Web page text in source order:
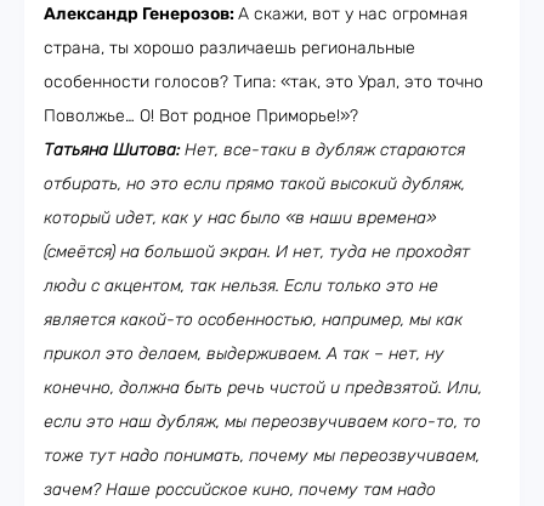
Александр Генерозов:А скажи, вот у нас огромная
страна, ты хорошо различаешь региональные
особенности голосов? Типа: «так, это Урал, это точно
Поволжье… О! Вот родное Приморье!»?
Татьяна Шитова:Нет, все-таки в дубляж стараются
отбирать, но это если прямо такой высокий дубляж,
который идет, как у нас было «в наши времена»
(смеётся) на большой экран. И нет, туда не проходят
люди с акцентом, так нельзя. Если только это не
является какой-то особенностью, например, мы как
прикол это делаем, выдерживаем. А так – нет, ну
конечно, должна быть речь чистой и предвзятой. Или,
если это наш дубляж, мы переозвучиваем кого-то, то
тоже тут надо понимать, почему мы переозвучиваем,
зачем? Наше российское кино, почему там надо